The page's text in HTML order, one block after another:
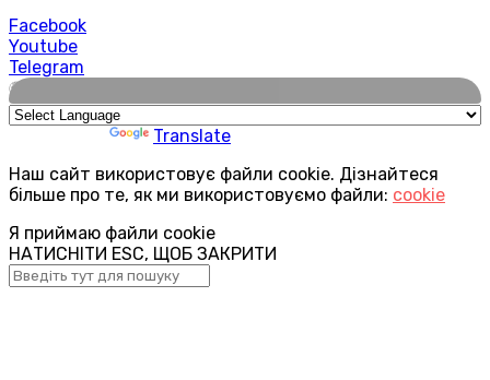
Facebook
Youtube
Telegram
🌍
Translate
Наш сайт використовує файли cookie. Дізнайтеся
більше про те, як ми використовуємо файли: cookie
Я приймаю файли cookie
НАТИСНІТИ ESC, ЩОБ ЗАКРИТИ